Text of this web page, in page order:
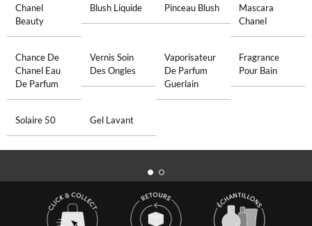
Chanel
Beauty
Blush Liquide Pinceau Blush
Mascara
Chanel
Chance De
Chanel Eau
De Parfum
Vernis Soin
Des Ongles
Vaporisateur
De Parfum
Guerlain
Fragrance
Pour Bain
Solaire 50 Gel Lavant